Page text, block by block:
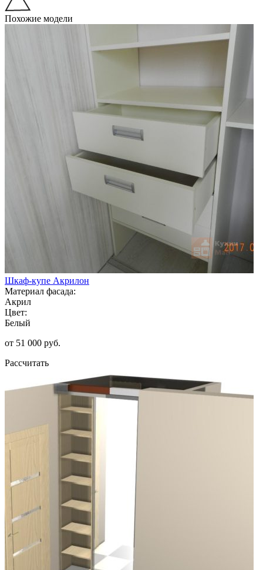
Похожие модели
Шкаф-купе Акрилон
Материал фасада:
Акрил
Цвет:
Белый
от 51 000 руб.
Рассчитать